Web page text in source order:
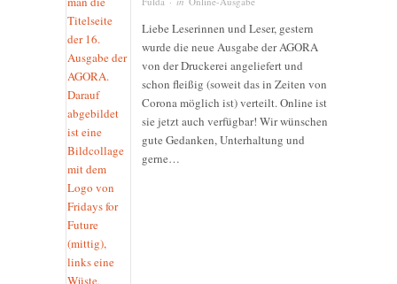
Liebe Leserinnen und Leser, gestern
wurde die neue Ausgabe der AGORA
von der Druckerei angeliefert und
schon fleißig (soweit das in Zeiten von
Corona möglich ist) verteilt. Online ist
sie jetzt auch verfügbar! Wir wünschen
gute Gedanken, Unterhaltung und
gerne…